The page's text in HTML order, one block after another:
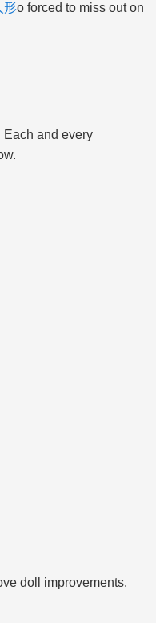
形o forced to miss out on
Each and every
doll improvements.